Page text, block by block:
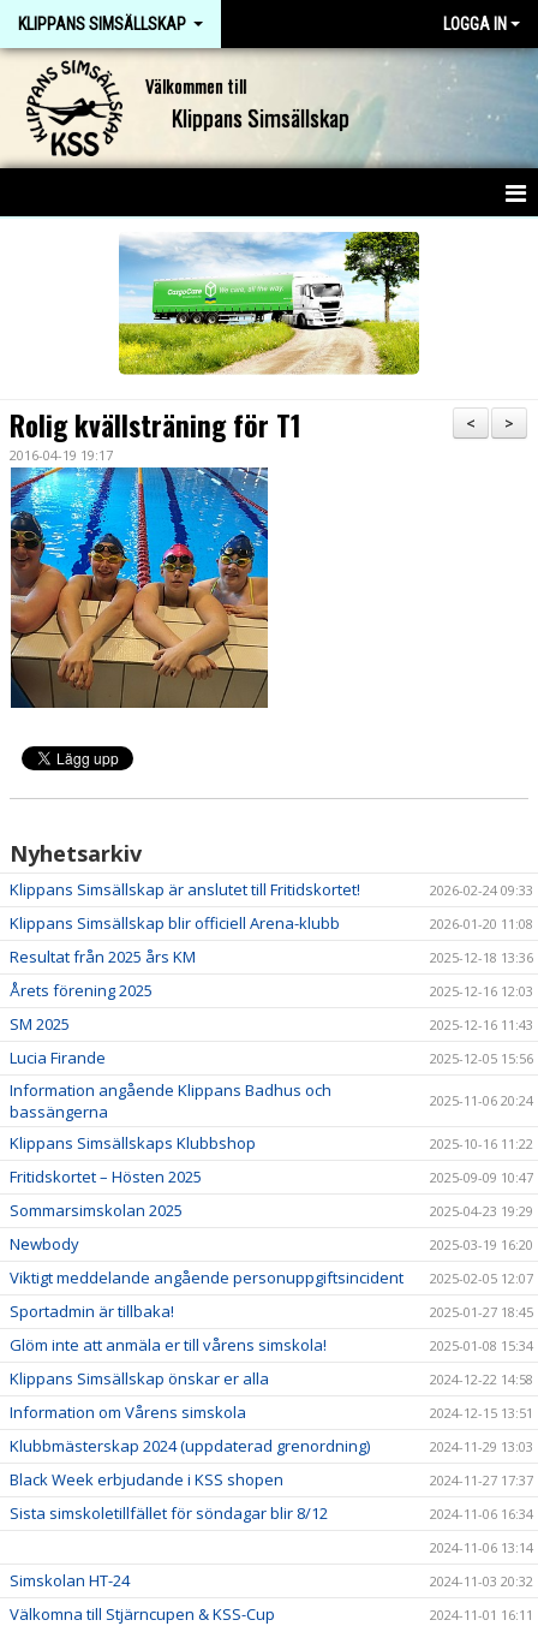
KLIPPANS SIMSÄLLSKAP LOGGA IN
Klippans Simsällskap
Välkommen till
DOKUMENT
JOBBA I KSS
>
<
Rolig kvällsträning för T1
2016-04-19 19:17
Nyhetsarkiv
Klippans Simsällskap är anslutet till Fritidskortet! 2026-02-24 09:33
Klippans Simsällskap blir officiell Arena-klubb 2026-01-20 11:08
Resultat från 2025 års KM 2025-12-18 13:36
Årets förening 2025 2025-12-16 12:03
SM 2025 2025-12-16 11:43
Lucia Firande 2025-12-05 15:56
Information angående Klippans Badhus och
bassängerna
2025-11-06 20:24
Klippans Simsällskaps Klubbshop 2025-10-16 11:22
Fritidskortet – Hösten 2025 2025-09-09 10:47
Sommarsimskolan 2025 2025-04-23 19:29
Newbody 2025-03-19 16:20
Viktigt meddelande angående personuppgiftsincident 2025-02-05 12:07
Sportadmin är tillbaka! 2025-01-27 18:45
Glöm inte att anmäla er till vårens simskola! 2025-01-08 15:34
Klippans Simsällskap önskar er alla 2024-12-22 14:58
Information om Vårens simskola 2024-12-15 13:51
Klubbmästerskap 2024 (uppdaterad grenordning) 2024-11-29 13:03
Black Week erbjudande i KSS shopen 2024-11-27 17:37
Sista simskoletillfället för söndagar blir 8/12
2024-11-06 16:34
2024-11-06 13:14
Simskolan HT-24 2024-11-03 20:32
Välkomna till Stjärncupen & KSS-Cup 2024-11-01 16:11